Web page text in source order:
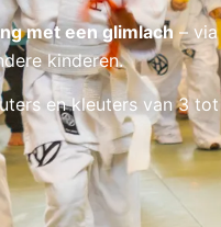
met een glimlach– via
kinderen.
en kleuters van 3